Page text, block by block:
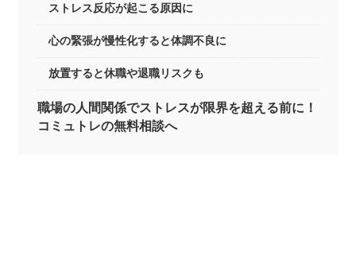
ストレス反応が起こる原因に
心の緊張が慢性化すると体調不良に
放置すると休職や退職リスクも
職場の人間関係でストレスが限界を超える前に！
コミュトレの無料相談へ